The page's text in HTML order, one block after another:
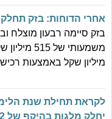
אחרי הדוחות: בזק תחלק לבעלי
בזק סיימה רבעון מוצלח
מיליון שקל באמצעות
לקראת תחילת שנת
יחלק מלגות בהיקף של 1.2 מיליון שקל